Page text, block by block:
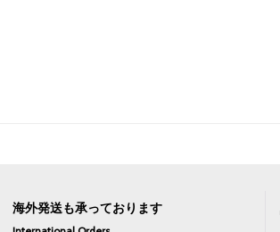
海外発送も承っております